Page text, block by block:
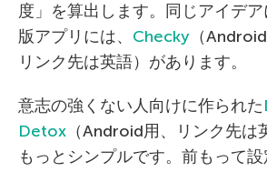
度」を算出します。同じアイデ
版アプリには、 Checky （
リンク先は英語）があります。
意志の強くない人向けに作られた
Detox （Android用、リンク先は
もっとシンプルです。前もって